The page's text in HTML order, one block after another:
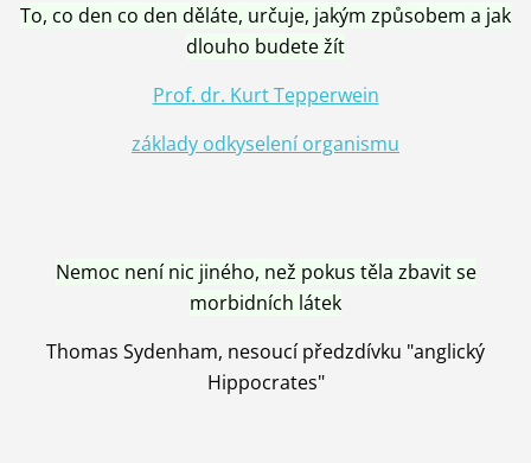
To, co den co den děláte, určuje, jakým způsobem a jak
dlouho budete žít
Prof. dr. Kurt Tepperwein
základy odkyselení organismu
Nemoc není nic jiného, než pokus těla zbavit se
morbidních látek
Thomas Sydenham, nesoucí předzdívku "anglický
Hippocrates"